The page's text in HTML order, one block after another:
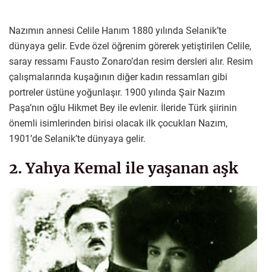
Nazımın annesi Celile Hanım 1880 yılında Selanik’te
dünyaya gelir. Evde özel öğrenim görerek yetiştirilen Celile,
saray ressamı Fausto Zonaro’dan resim dersleri alır. Resim
çalışmalarında kuşağının diğer kadın ressamları gibi
portreler üstüne yoğunlaşır. 1900 yılında Şair Nazım
Paşa’nın oğlu Hikmet Bey ile evlenir. İleride Türk şiirinin
önemli isimlerinden birisi olacak ilk çocukları Nazım,
1901’de Selanik’te dünyaya gelir.
2. Yahya Kemal ile yaşanan aşk